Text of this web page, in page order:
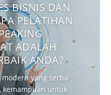
BISNIS DAN
PELATIHAN
ADALAH
ANDA?
yang serba
kemampuan untuk